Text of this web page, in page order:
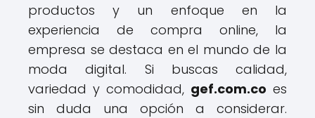
productos y un enfoque en la
experiencia de compra online, la
empresa se destaca en el mundo de la
moda digital. Si buscas calidad,
variedad y comodidad, gef.com.co es
sin duda una opción a considerar.